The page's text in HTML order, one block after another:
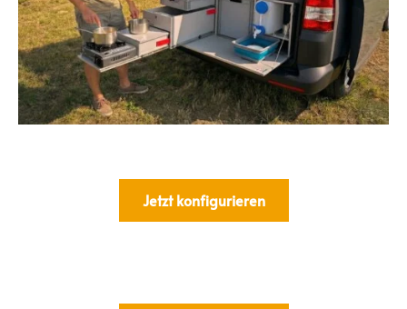
Jetzt konfigurieren